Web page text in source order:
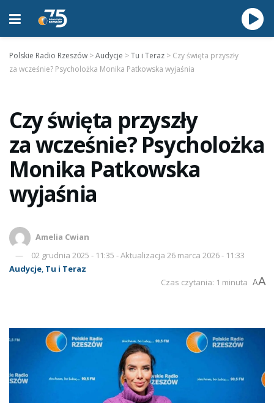
Polskie Radio Rzeszów >Audycje >Tu i Teraz > Czy święta przyszły
za wcześnie? Psycholożka Monika Patkowska wyjaśnia
Czy święta przyszły
za wcześnie? Psycholożka
Monika Patkowska
wyjaśnia
Amelia Cwian
02 grudnia 2025 - 11:35 - Aktualizacja 26 marca 2026 - 11:33
Audycje, Tu i Teraz
Czas czytania: 1 minuta AA